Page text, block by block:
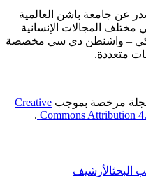
عن جامعة باشن العالمية
مختلف المجالات الإنسانية
– واشنطن دي سي مخصصة
متعددة.
مرخصة بموجب Creative
Commons Attribution
.
البحثالأرشيف